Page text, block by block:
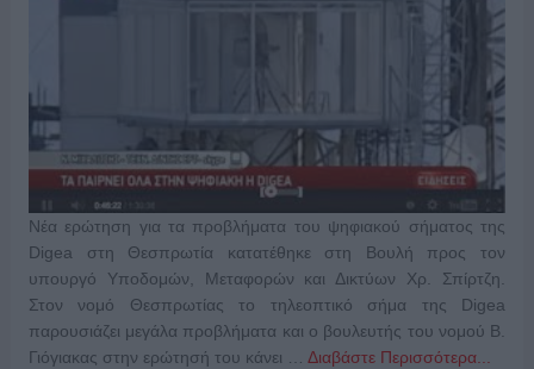
Νέα ερώτηση για τα προβλήματα του ψηφιακού σήματος της
Digea στη Θεσπρωτία κατατέθηκε στη Βουλή προς τον
υπουργό Υποδομών, Μεταφορών και Δικτύων Χρ. Σπίρτζη.
Στον νομό Θεσπρωτίας το τηλεοπτικό σήμα της Digea
παρουσιάζει μεγάλα προβλήματα και ο βουλευτής του νομού Β.
Γιόγιακας στην ερώτησή του κάνει … Διαβάστε Περισσότερα...